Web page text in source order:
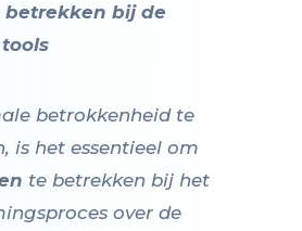
betrekken bij de
betrokkenheid te
is het essentieel om
te betrekken bij het
over de